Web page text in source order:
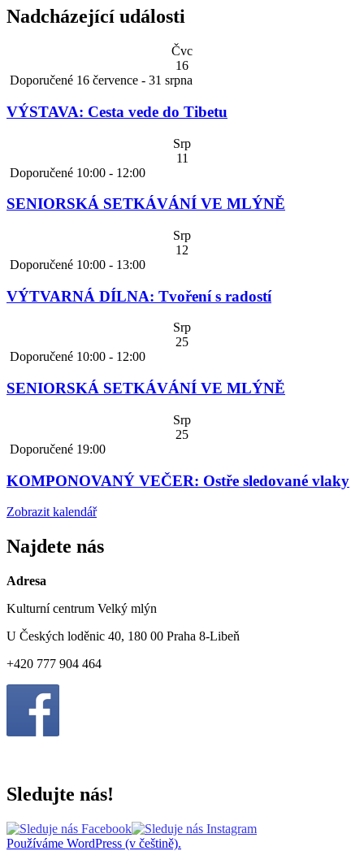
Nadcházející události
Čvc
16
Doporučené 16 července - 31 srpna
VÝSTAVA: Cesta vede do Tibetu
Srp
11
Doporučené 10:00 - 12:00
SENIORSKÁ SETKÁVÁNÍ VE MLÝNĚ
Srp
12
Doporučené 10:00 - 13:00
VÝTVARNÁ DÍLNA: Tvoření s radostí
Srp
25
Doporučené 10:00 - 12:00
SENIORSKÁ SETKÁVÁNÍ VE MLÝNĚ
Srp
25
Doporučené 19:00
KOMPONOVANÝ VEČER: Ostře sledované vlaky
Zobrazit kalendář
Najdete nás
Adresa
Kulturní centrum Velký mlýn
U Českých loděnic 40, 180 00 Praha 8-Libeň
+420 777 904 464
Sledujte nás!
Používáme WordPress (v češtině).